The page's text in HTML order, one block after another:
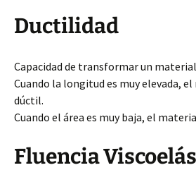
Ductilidad
Capacidad de transformar un
Cuando la longitud es muy elevada,
dúctil.
Cuando el área es muy baja, el
Fluencia